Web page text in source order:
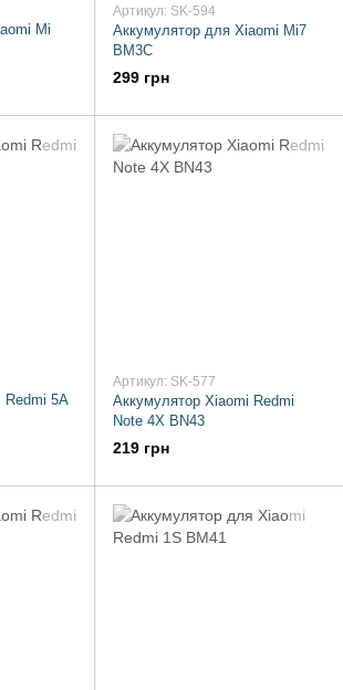
Mi
Артикул: SK-594
Аккумулятор для Xiaomi Mi7
BM3C
299 грн
Redmi 5A
Артикул: SK-577
Аккумулятор Xiaomi Redmi
Note 4X BN43
219 грн